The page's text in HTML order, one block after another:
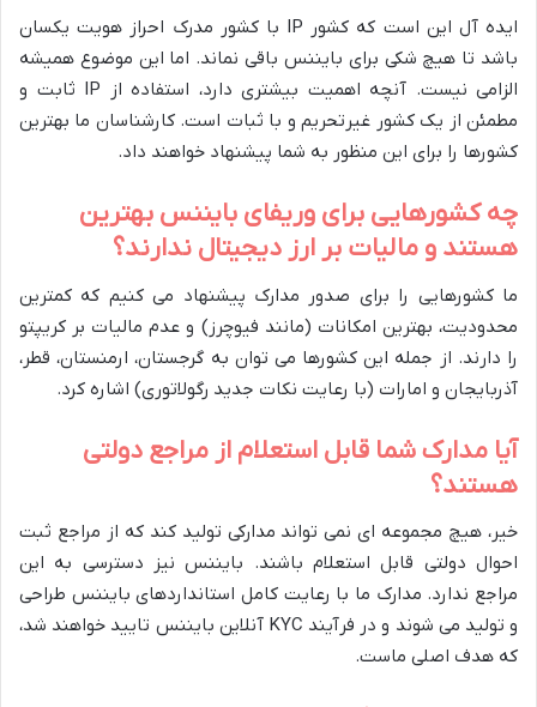
ایده آل این است که کشور IP با کشور مدرک احراز هویت یکسان
باشد تا هیچ شکی برای بایننس باقی نماند. اما این موضوع همیشه
الزامی نیست. آنچه اهمیت بیشتری دارد، استفاده از IP ثابت و
مطمئن از یک کشور غیرتحریم و با ثبات است. کارشناسان ما بهترین
کشورها را برای این منظور به شما پیشنهاد خواهند داد.
چه کشورهایی برای وریفای بایننس بهترین
هستند و مالیات بر ارز دیجیتال ندارند؟
ما کشورهایی را برای صدور مدارک پیشنهاد می کنیم که کمترین
محدودیت، بهترین امکانات (مانند فیوچرز) و عدم مالیات بر کریپتو
را دارند. از جمله این کشورها می توان به گرجستان، ارمنستان، قطر،
آذربایجان و امارات (با رعایت نکات جدید رگولاتوری) اشاره کرد.
آیا مدارک شما قابل استعلام از مراجع دولتی
هستند؟
خیر، هیچ مجموعه ای نمی تواند مدارکی تولید کند که از مراجع ثبت
احوال دولتی قابل استعلام باشند. بایننس نیز دسترسی به این
مراجع ندارد. مدارک ما با رعایت کامل استانداردهای بایننس طراحی
و تولید می شوند و در فرآیند KYC آنلاین بایننس تایید خواهند شد،
که هدف اصلی ماست.